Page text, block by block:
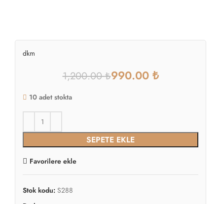
dkm
1,200.00₺990.00 ₺
10 adet stokta
SEPETE EKLE
Favorilere ekle
Stok kodu: S288